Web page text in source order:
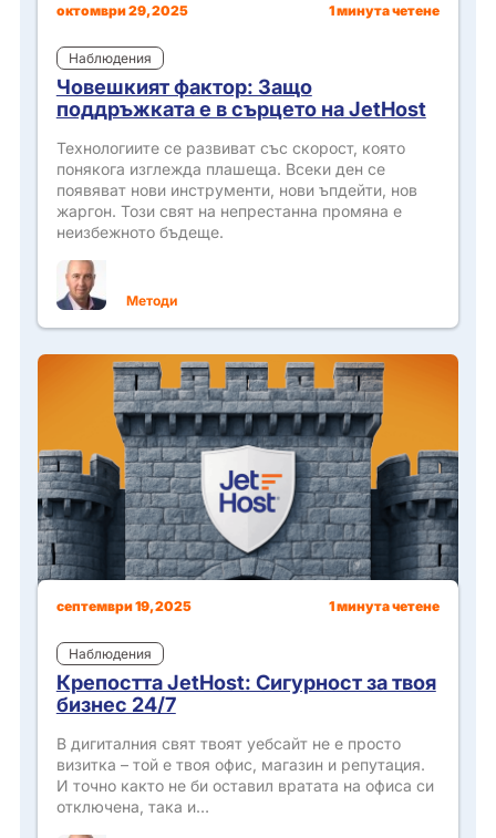
октомври 29, 2025 1 минута четене
Наблюдения
Човешкият фактор: Защо
поддръжката е в сърцето на JetHost
Технологиите се развиват със скорост, която
понякога изглежда плашеща. Всеки ден се
появяват нови инструменти, нови ъпдейти, нов
жаргон. Този свят на непрестанна промяна е
неизбежното бъдеще.
Методи
септември 19, 2025 1 минута четене
Наблюдения
Крепостта JetHost: Сигурност за твоя
бизнес 24/7
В дигиталния свят твоят уебсайт не е просто
визитка – той е твоя офис, магазин и репутация.
И точно както не би оставил вратата на офиса си
отключена, така и…